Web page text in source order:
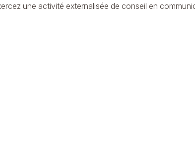
une activité externalisée de conseil en